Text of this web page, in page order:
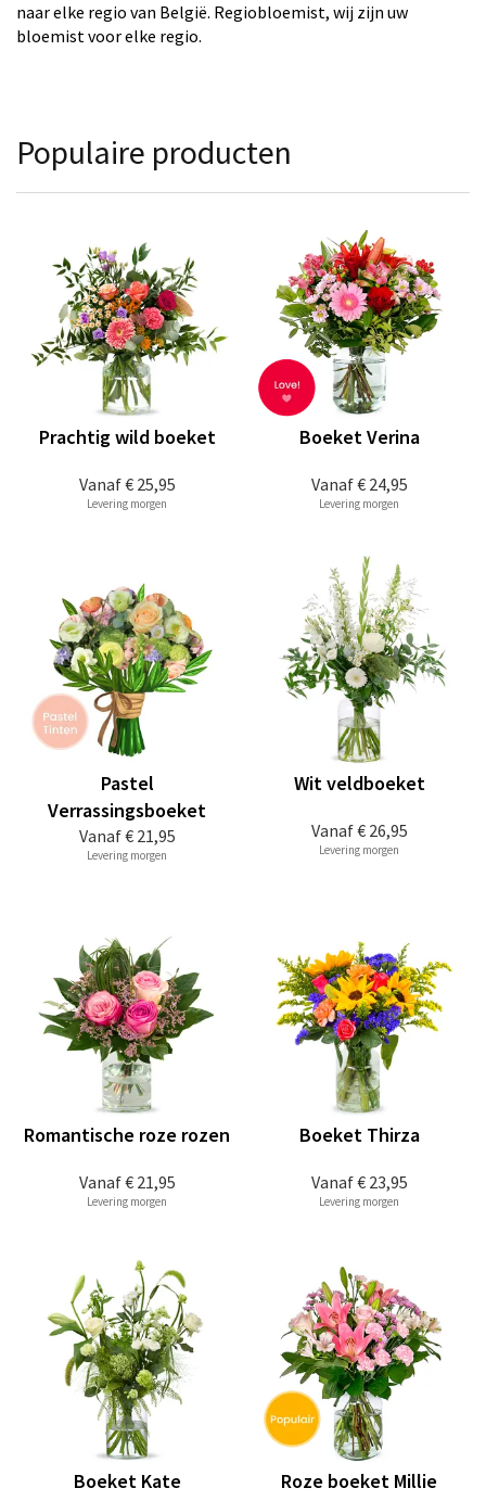
naar elke regio van België. Regiobloemist, wij zijn uw
bloemist voor elke regio.
Populaire producten
Vanaf€ 25,95
Prachtig wild boeket
Levering morgen
Vanaf€ 24,95
Boeket Verina
Levering morgen
Vanaf€ 21,95
Pastel
Verrassingsboeket
Levering morgen
Vanaf€ 26,95
Wit veldboeket
Levering morgen
Vanaf€ 21,95
Romantische roze rozen
Levering morgen
Vanaf€ 23,95
Boeket Thirza
Levering morgen
Boeket Kate Roze boeket Millie